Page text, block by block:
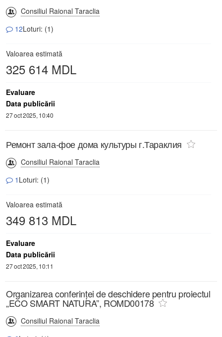
Consiliul Raional Taraclia
12Loturi: (1)
Valoarea estimată
325 614 MDL
Evaluare
Data publicării
27 oct 2025, 10:40
Ремонт зала-фое дома культуры г.Тараклия
Consiliul Raional Taraclia
1 Loturi: (1)
Valoarea estimată
349 813 MDL
Evaluare
Data publicării
27 oct 2025, 10:11
Organizarea conferinței de deschidere pentru proiectul
„ECO SMART NATURA”, ROMD00178
Consiliul Raional Taraclia